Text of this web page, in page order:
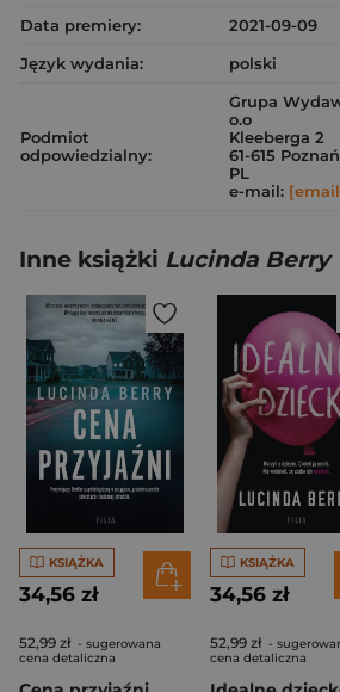
Data premiery:
2021-09-09
Język wydania:
polski
Podmiot
odpowiedzialny:
Grupa
o.o
Kleeberga 2
61-615 Poznań
PL
e-mail:
Inne książki Lucinda Berry
KSIĄŻKA
34,56 zł
52,99 zł - sugerowana
cena detaliczna
KSIĄŻKA
34,56 zł
52,99 zł -
cena detaliczna